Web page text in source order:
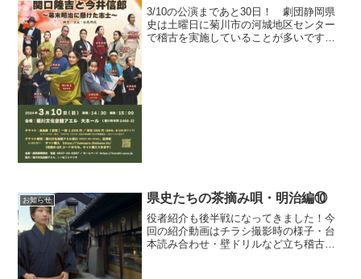
3/10の公演まであと30日！ 劇団静岡県
史は土曜日に菊川市の河城地区センター
で稽古を実施していることが多いです。
お知らせ 県史たちの茶摘み唄・明治編⑩
役者紹介も後半戦になってきました！今
回の紹介動画はチラシ撮影時の様子・台
本読み合わせ・壁ドリルなど立ち稽古に